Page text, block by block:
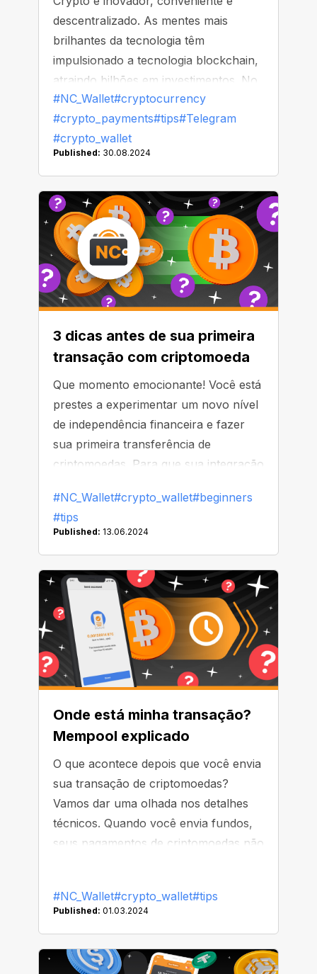
descentralizado. As mentes mais
brilhantes da tecnologia têm
impulsionado a tecnologia blockchain,
atraindo bilhões em investimentos. No
entanto, por que o crypto está caindo
na zona cinzenta em alguns países, e
Google e Apple estão removendo
aplicativos de crypto de suas lojas?
#NC_Wallet#cryptocurrency
#crypto_payments#tips#Telegram
#crypto_wallet
Published: 30.08.2024
3 dicas antes de sua primeira
transação com criptomoeda
Que momento emocionante! Você está
prestes a experimentar um novo nível
de independência financeira e fazer
sua primeira transferência de
criptomoedas. Para que sua integração
alguns minutos para ler isto.
#NC_Wallet#crypto_wallet#beginners
#tips
Published: 13.06.2024
Onde está minha transação?
Mempool explicado
O que acontece depois que você envia
sua transação de criptomoedas?
Vamos dar uma olhada nos detalhes
técnicos. Quando você envia fundos,
seus pagamentos de criptomoedas não
espera" para transações não
do Bitcoin, mas outras redes o
#NC_Wallet#crypto_wallet#tips
Published: 01.03.2024